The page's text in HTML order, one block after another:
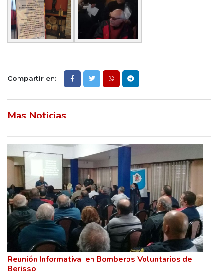
Compartir en:
Mas Noticias
Reunión Informativa en Bomberos Voluntarios de
Berisso